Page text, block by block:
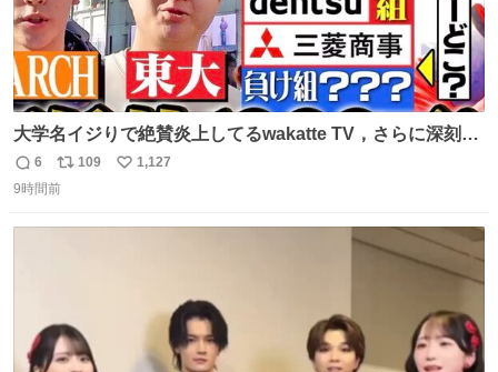
大学名イジりで絶賛炎上してるwakatte TV，さらに深刻な
問題はこっちでは？ ・都内の特定企業に入るのを極度に推
奨し，それ以外の地域で堅実に生きるのを周縁化する ・恋
化する ・院生が研究環境を求め他大学に移るのを批判する
返
信
6
リ
ポ
109
い
1,127
9時間前